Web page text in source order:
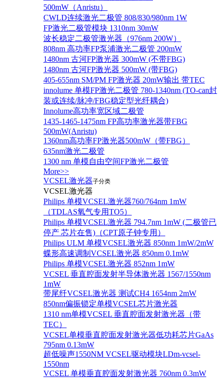
500mW（Anristu）
CWLD连续激光二极管 808/830/980nm 1W
FP激光二极管模块 1310nm 30mW
波长稳定二极管激光器（976nm 200W）
808nm 高功率FP泵浦激光二极管 200mW
1480nm 古河FP激光器 300mW (不带FBG)
1480nm 古河FP激光器 500mW (带FBG)
405-655nm SM/PM FP激光器 20mW输出 带TEC
innolume 单模FP激光二极管 780-1340nm (TO-can封
装或连续/脉冲/FBG稳定型光纤耦合)
Innolume高功率宽区域二极管
1435-1465-1475nm FP高功率激光器带FBG
500mW(Anristu)
1360nm高功率FP激光器500mW（带FBG）
635nm激光二极管
1300 nm 单模自由空间FP激光二极管
More>>
VCSEL激光器子分类
VCSEL激光器
Philips 单模VCSEL激光器760/764nm 1mW
（TDLAS氧气专用TO5）
Philips 单模VCSEL激光器 794.7nm 1mW (二极管已
停产 芯片在售)（CPT原子钟专用）
Philips ULM 单模VCSEL激光器 850nm 1mW/2mW
蝶形高速调制VCSEL激光器 850nm 0.1mW
Philips 单模VCSEL激光器 852nm 1mW
VCSEL 垂直腔面发射半导体激光器 1567/1550nm
1mW
带尾纤VCSEL激光器 测试CH4 1654nm 2mW
850nm偏振锁定单模VCSEL芯片激光器
1310 nm单模VCSEL 垂直腔面发射激光器（带
TEC）
VCSEL单模垂直腔面发射激光器低功耗芯片GaAs
795nm 0.13mW
超低噪声1550NM VCSEL驱动模块LDm-vcsel-
1550nm
VCSEL 单模垂直腔面发射激光器 760nm 0.3mW